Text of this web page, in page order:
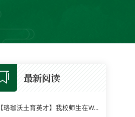
最新阅读
【珞珈沃土育英才】我校师生在W...